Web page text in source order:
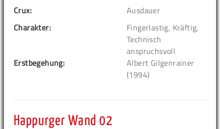
Crux:
Ausdauer
Charakter:
Fingerlastig, Kräftig,
Technisch
anspruchsvoll
Erstbegehung:
Albert Gilgenrainer
(1994)
Happurger Wand 02